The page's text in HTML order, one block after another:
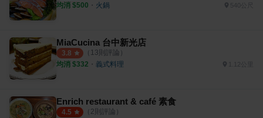
均消 $500 ・ 火鍋 540公尺
MiaCucina 台中新光店
3.8 （ 13則評論）
均消 $332 ・ 義式料理 1.12公里
Enrich restaurant & café 素食
4.5 （ 2則評論）